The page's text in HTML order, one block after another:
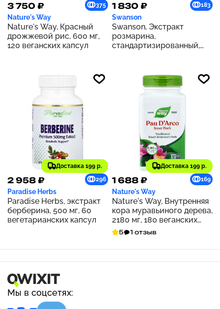
3 750 ₽ 375
Nature's Way
Nature's Way, Красный
дрожжевой рис, 600 мг,
120 веганских капсул
1 830 ₽ 183
Swanson
Swanson, Экстракт
розмарина,
стандартизированный,
Доставка 199 р.
2 958 ₽ 296
Paradise Herbs
Paradise Herbs, экстракт
берберина, 500 мг, 60
вегетарианских капсул
Доставка 199 р.
1 688 ₽ 169
Nature's Way
Nature's Way, Внутренняя
кора муравьиного дерева,
2180 мг, 180 веганских
капсул (545 мг на капсулу)
5 1 отзыв
Мы в соцсетях: